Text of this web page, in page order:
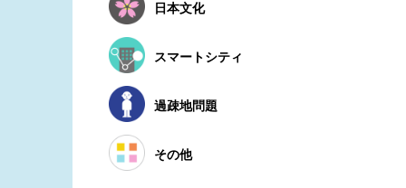
日本文化
スマートシティ
過疎地問題
その他